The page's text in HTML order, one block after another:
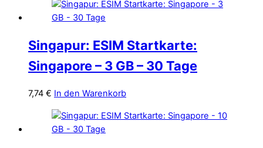
Singapur: ESIM Startkarte:
Singapore – 3 GB – 30 Tage
7,74 € In den Warenkorb